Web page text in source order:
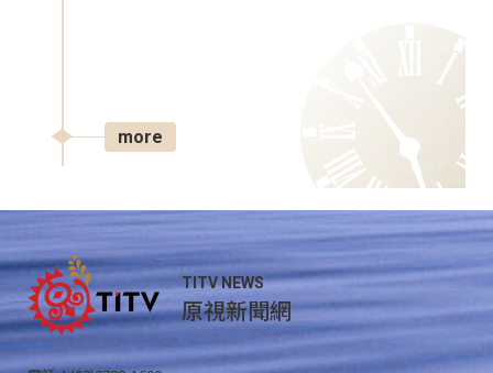
more
TITV NEWS
原視新聞網